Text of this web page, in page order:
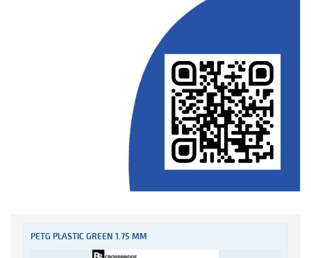
PETG PLASTIC GREEN 1.75 MM